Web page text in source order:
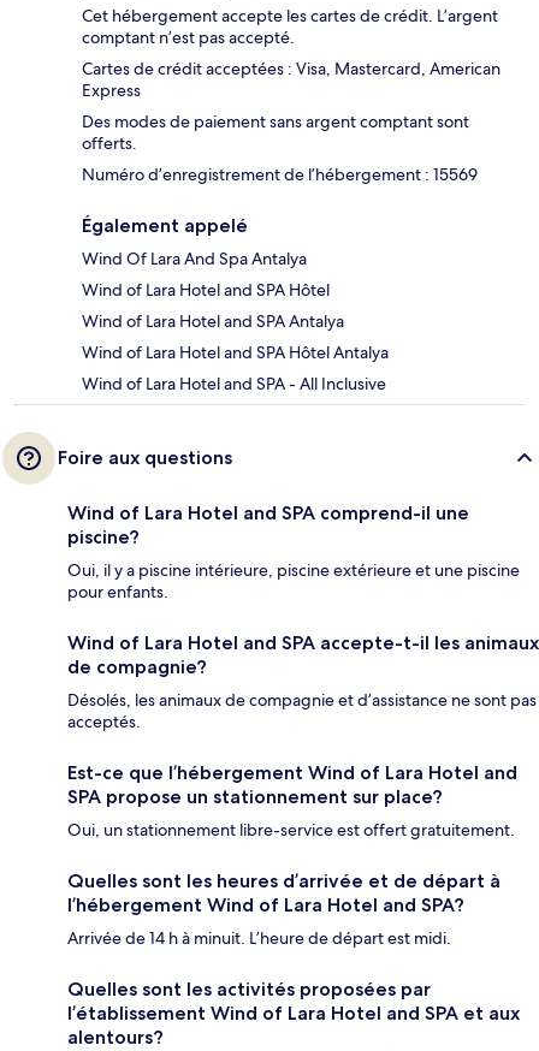
Cet hébergement accepte les cartes de crédit. L’argent
comptant n’est pas accepté.
Cartes de crédit acceptées : Visa, Mastercard, American
Express
Des modes de paiement sans argent comptant sont
offerts.
Numéro d’enregistrement de l’hébergement : 15569
Également appelé
Wind Of Lara And Spa Antalya
Wind of Lara Hotel and SPA Hôtel
Wind of Lara Hotel and SPA Antalya
Wind of Lara Hotel and SPA Hôtel Antalya
Wind of Lara Hotel and SPA - All Inclusive
Foire aux questions
Wind of Lara Hotel and SPA comprend-il une
piscine?
Oui, il y a piscine intérieure, piscine extérieure et une piscine
pour enfants.
Wind of Lara Hotel and SPA accepte-t-il les animaux
de compagnie?
Désolés, les animaux de compagnie et d’assistance ne sont pas
acceptés.
Est-ce que l’hébergement Wind of Lara Hotel and
SPA propose un stationnement sur place?
Oui, un stationnement libre-service est offert gratuitement.
Quelles sont les heures d’arrivée et de départ à
l’hébergement Wind of Lara Hotel and SPA?
Arrivée de 14 h à minuit. L’heure de départ est midi.
Quelles sont les activités proposées par
l’établissement Wind of Lara Hotel and SPA et aux
alentours?